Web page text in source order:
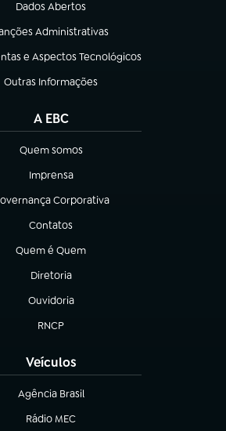
Dados Abertos
(abre em nova aba)
Administrativas
em nova aba)
e Aspectos Tecnológicos
nova aba)
Outras Informações
(abre em nova aba)
A EBC
Quem somos
(abre em nova aba)
Imprensa
(abre em nova aba)
Corporativa
em nova aba)
Contatos
(abre em nova aba)
Quem é Quem
(abre em nova aba)
Diretoria
(abre em nova aba)
Ouvidoria
(abre em nova aba)
RNCP
(abre em nova aba)
Veículos
Agência Brasil
(abre em nova aba)
Rádio MEC
(abre em nova aba)